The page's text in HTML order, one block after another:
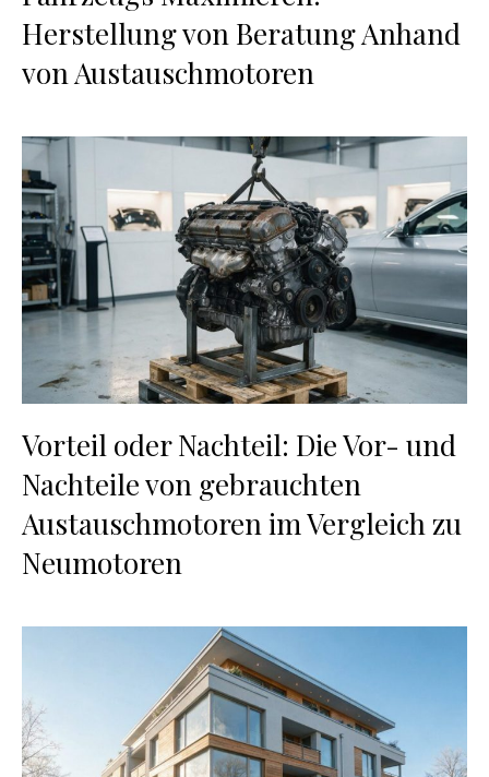
Herstellung von Beratung Anhand
von Austauschmotoren
Vorteil oder Nachteil: Die Vor- und
Nachteile von gebrauchten
Austauschmotoren im Vergleich zu
Neumotoren